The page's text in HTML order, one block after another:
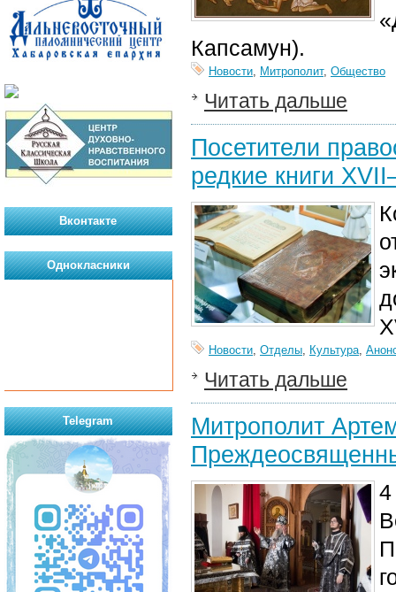
Капсамун).
Новости, Митрополит, Общество
Читать дальше
Посетители
редкие книги
Новости, Отделы, Культура,
Читать дальше
Митрополит
4
Вконтакте
Однокласники
Telegram